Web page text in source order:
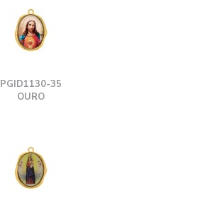
PGID1130-35
OURO